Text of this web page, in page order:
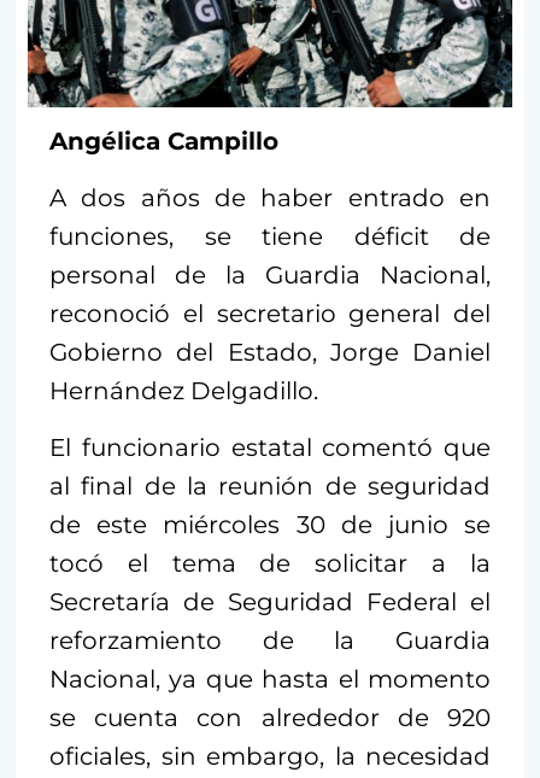
Angélica Campillo
A dos años de haber entrado en
funciones, se tiene déficit de
personal de la Guardia Nacional,
reconoció el secretario general del
Gobierno del Estado, Jorge Daniel
Hernández Delgadillo.
El funcionario estatal comentó que
al final de la reunión de seguridad
de este miércoles 30 de junio se
tocó el tema de solicitar a la
Secretaría de Seguridad Federal el
reforzamiento de la Guardia
Nacional, ya que hasta el momento
se cuenta con alrededor de 920
oficiales, sin embargo, la necesidad